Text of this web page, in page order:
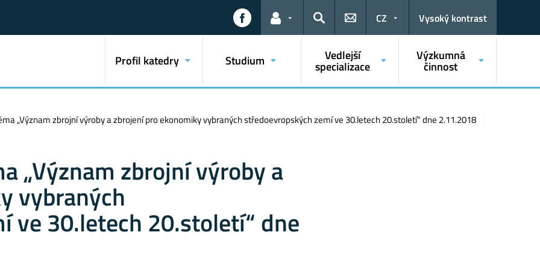
Odkazy pro uživatele
Hledat
CZ Vysoký kontrast
Profil katedry Studium Vedlejší
specializace
Výzkumná
činnost
„Význam zbrojní výroby a zbrojení pro ekonomiky vybraných středoevropských zemí ve 30.letech 20.století“ dne 2.11.2018
„Význam zbrojní výroby a
vybraných
ve 30.letech 20.století“ dne